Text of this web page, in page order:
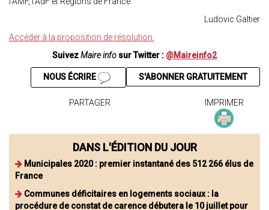
Ludovic Galtier
Accéder à la proposition de résolution.
SuivezMaire info sur Twitter : @Maireinfo2
S'ABONNER GRATUITEMENT
NOUS ÉCRIRE
PARTAGER IMPRIMER
DANS L'ÉDITION DU JOUR
Municipales 2020 : premier instantané des 512 266 élus de
France
Communes déficitaires en logements sociaux : la
procédure de constat de carence débutera le 10 juillet pour